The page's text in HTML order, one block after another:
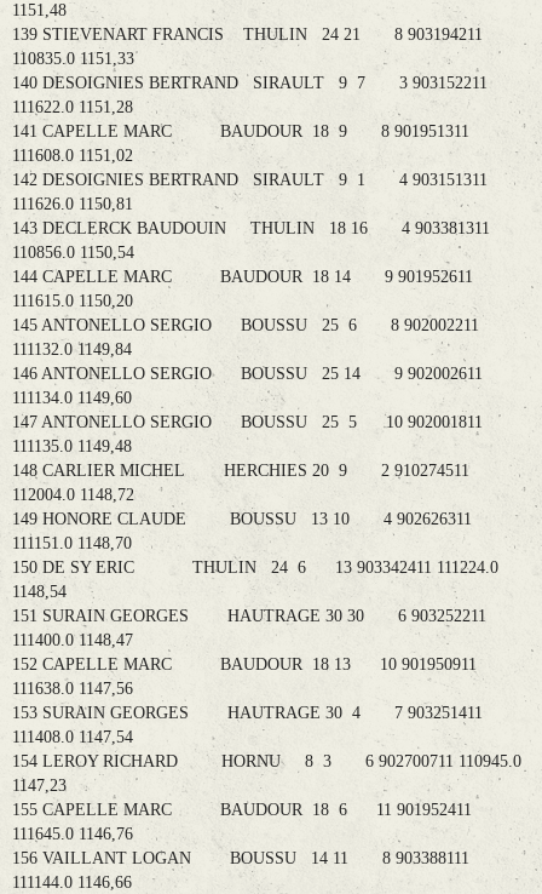
1151,48
139 STIEVENART FRANCIS THULIN 24 21 8 903194211
110835.0 1151,33
140 DESOIGNIES BERTRAND SIRAULT 9 7 3 903152211
111622.0 1151,28
141 CAPELLE MARC BAUDOUR 18 9 8 901951311
111608.0 1151,02
142 DESOIGNIES BERTRAND SIRAULT 9 1 4 903151311
111626.0 1150,81
143 DECLERCK BAUDOUIN THULIN 18 16 4 903381311
110856.0 1150,54
144 CAPELLE MARC BAUDOUR 18 14 9 901952611
111615.0 1150,20
145 ANTONELLO SERGIO BOUSSU 25 6 8 902002211
111132.0 1149,84
146 ANTONELLO SERGIO BOUSSU 25 14 9 902002611
111134.0 1149,60
147 ANTONELLO SERGIO BOUSSU 25 5 10 902001811
111135.0 1149,48
148 CARLIER MICHEL HERCHIES 20 9 2 910274511
112004.0 1148,72
149 HONORE CLAUDE BOUSSU 13 10 4 902626311
111151.0 1148,70
150 DE SY ERIC THULIN 24 6 13 903342411 111224.0
1148,54
151 SURAIN GEORGES HAUTRAGE 30 30 6 903252211
111400.0 1148,47
152 CAPELLE MARC BAUDOUR 18 13 10 901950911
111638.0 1147,56
153 SURAIN GEORGES HAUTRAGE 30 4 7 903251411
111408.0 1147,54
154 LEROY RICHARD HORNU 8 3 6 902700711 110945.0
1147,23
155 CAPELLE MARC BAUDOUR 18 6 11 901952411
111645.0 1146,76
156 VAILLANT LOGAN BOUSSU 14 11 8 903388111
111144.0 1146,66